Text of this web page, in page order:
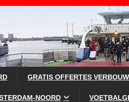
GRATIS OFFERTES
NOORD